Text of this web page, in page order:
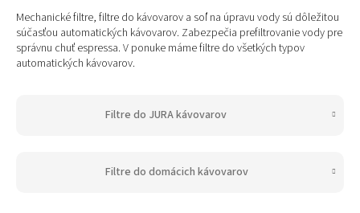
Mechanické filtre, filtre do kávovarov a soľ na úpravu vody sú dôležitou
súčasťou automatických kávovarov. Zabezpečia prefiltrovanie vody pre
správnu chuť espressa. V ponuke máme filtre do všetkých typov
automatických kávovarov.
Filtre do JURA kávovarov
Filtre do domácich kávovarov